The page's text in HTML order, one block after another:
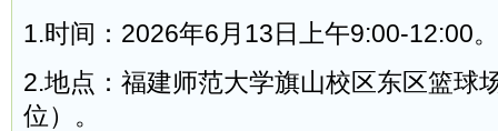
1.时间：2026年6月13日上午9:00-12:00。
2.地点：福建师范大学旗山校区东区篮球
位）。